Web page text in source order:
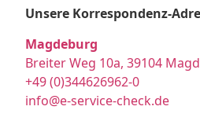
Unsere Korrespondenz-
Magdeburg
Breiter Weg 10a, 39104
+49 (0)344626962-0
info@e-service-check.de